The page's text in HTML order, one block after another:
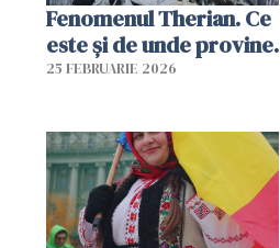
Fenomenul Therian. Ce
este și de unde provine.
25 FEBRUARIE 2026